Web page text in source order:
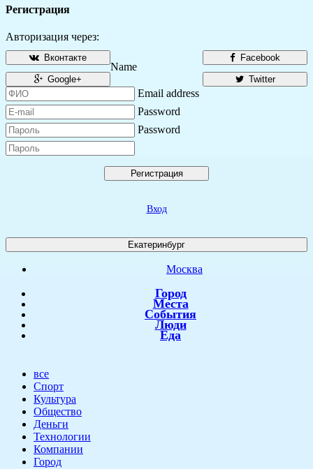
Регистрация
Авторизация через:
Facebook
Вконтакте
Twitter
Google+
Name
Email address
Password
Password
Регистрация
Вход
Екатеринбург
Москва
Город
Места
События
Люди
Еда
все
Спорт
Культура
Общество
Деньги
Технологии
Компании
Город